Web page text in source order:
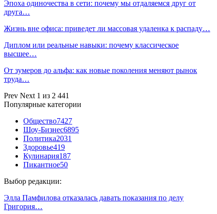
Эпоха одиночества в сети: почему мы отдаляемся друг от
друга…
Жизнь вне офиса: приведет ли массовая удаленка к распаду…
Диплом или реальные навыки: почему классическое
высшее…
От зумеров до альфа: как новые поколения меняют рынок
труда…
Prev Next 1 из 2 441
Популярные категории
Общество7427
Шоу-Бизнес6895
Политика2031
Здоровье419
Кулинария187
Пикантное50
Выбор редакции:
Элла Памфилова отказалась давать показания по делу
Григория…